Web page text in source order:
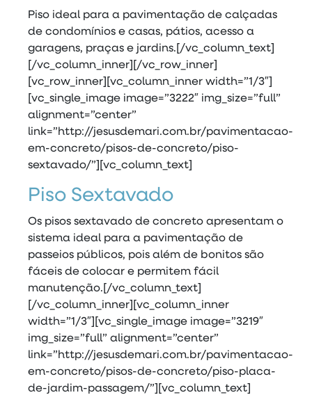
Piso ideal para a pavimentação de calçadas
de condomínios e casas, pátios, acesso a
garagens, praças e jardins.[/vc_column_text]
[/vc_column_inner][/vc_row_inner]
[vc_row_inner][vc_column_inner width=”1/3″]
[vc_single_image image=”3222″ img_size=”full”
alignment=”center”
link=”http://jesusdemari.com.br/pavimentacao-
em-concreto/pisos-de-concreto/piso-
sextavado/”][vc_column_text]
Piso Sextavado
Os pisos sextavado de concreto apresentam o
sistema ideal para a pavimentação de
passeios públicos, pois além de bonitos são
fáceis de colocar e permitem fácil
manutenção.[/vc_column_text]
[/vc_column_inner][vc_column_inner
width=”1/3″][vc_single_image image=”3219″
img_size=”full” alignment=”center”
link=”http://jesusdemari.com.br/pavimentacao-
em-concreto/pisos-de-concreto/piso-placa-
de-jardim-passagem/”][vc_column_text]